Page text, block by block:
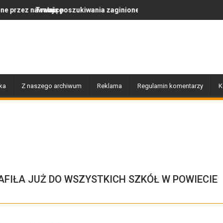
zaginionej Moniki NasewiczPo nawałnicy...
Z naszego archiwum Reklama Regulamin komentarzy
JUŻ DO WSZYSTKICH SZKÓŁ W POWIECIE